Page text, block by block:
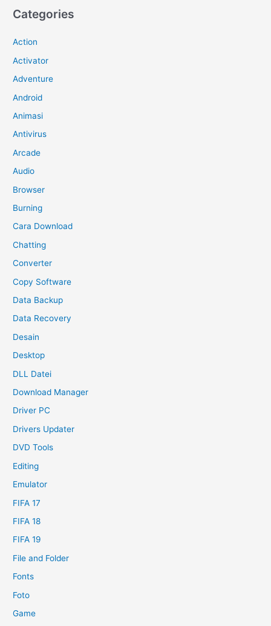
Categories
Action
Activator
Adventure
Android
Animasi
Antivirus
Arcade
Audio
Browser
Burning
Cara Download
Chatting
Converter
Copy Software
Data Backup
Data Recovery
Desain
Desktop
DLL Datei
Download Manager
Driver PC
Drivers Updater
DVD Tools
Editing
Emulator
FIFA 17
FIFA 18
FIFA 19
File and Folder
Fonts
Foto
Game